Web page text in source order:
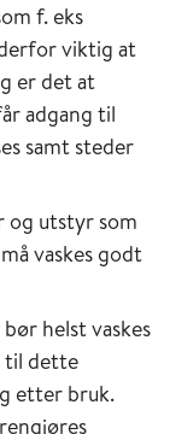
f. eks
viktig at
er det at
adgang til
samt steder
og utstyr som
vaskes godt
helst vaskes
til dette
etter bruk.